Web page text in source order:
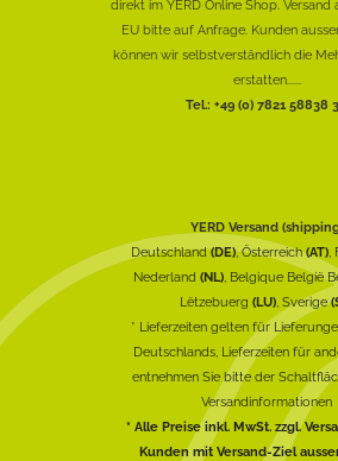
direkt im YERD Online Shop. Versand
EU bitte auf Anfrage. Kunden
können wir selbstverständlich die
erstatten......
Tel.: +49 (0) 7821 58838
YERD Versand
Deutschland(DE), Österreich(AT),
Nederland (NL), Belgique België
Lëtzebuerg (LU), Sverige
* Lieferzeiten gelten für
Deutschlands, Lieferzeiten für
entnehmen Sie bitte der
Versandinformationen
* Alle Preise inkl. MwSt. zzgl.
Kunden mit Versand-Ziel